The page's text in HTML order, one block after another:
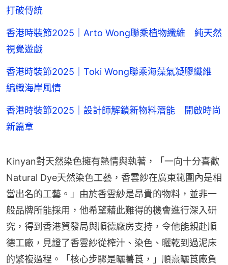
打破傳統
香港時裝節2025｜Arto Wong聯乘植物纖維 純天然
視覺遊戲
香港時裝節2025｜Toki Wong聯乘海藻氣凝膠纖維
編織海岸風情
香港時裝節2025｜設計師解鎖新物料潛能 開啟時尚
新篇章
Kinyan對天然染色擁有熱情與執著，「一向十分喜歡
Natural Dye天然染色工藝，香雲紗在廣東範圍內是相
當出名的工藝。」由於香雲紗是昂貴的物料，並非一
般品牌所能採用，他希望藉此難得的機會進行深入研
究，得到香港貿發局與順德廠房支持，令他能親赴順
德工廠，見證了香雲紗從榨汁、染色、曬乾到過泥床
的繁複過程。「核心步驟是曬薯莨，」順熹曬莨廠負